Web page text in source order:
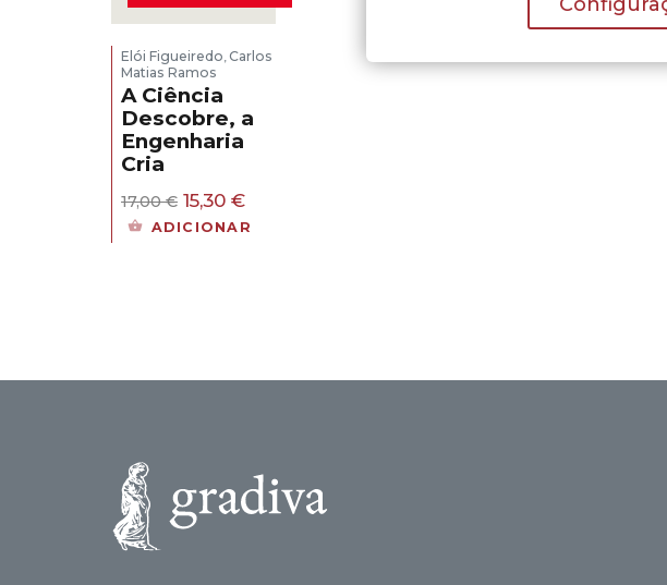
Elói Figueiredo,Carlos
Matias Ramos
A Ciência
Descobre, a
Engenharia
Cria
17,00€ O
preço
15,30 €O
preço
ADICIONAR